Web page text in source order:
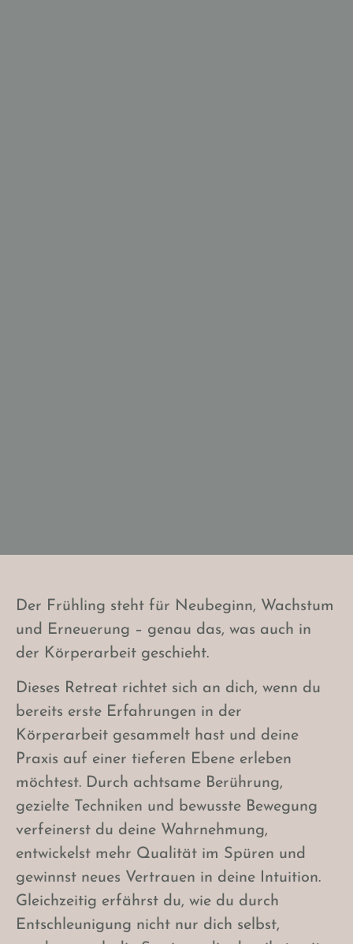
Der Frühling steht für Neubeginn, Wachstum
und Erneuerung – genau das, was auch in
der Körperarbeit geschieht.
Dieses Retreat richtet sich an dich, wenn du
bereits erste Erfahrungen in der
Körperarbeit gesammelt hast und deine
Praxis auf einer tieferen Ebene erleben
möchtest. Durch achtsame Berührung,
gezielte Techniken und bewusste Bewegung
verfeinerst du deine Wahrnehmung,
entwickelst mehr Qualität im Spüren und
gewinnst neues Vertrauen in deine Intuition.
Gleichzeitig erfährst du, wie du durch
Entschleunigung nicht nur dich selbst,